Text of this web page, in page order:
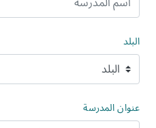
الصّفّ الثالث عشر
البلد
عنوان المدرسة